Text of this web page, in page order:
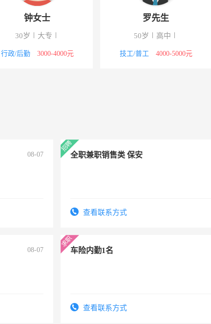
内蒙古民泽农牧科技有限公司
内蒙古第一地质矿产勘查开发有限责任公司 -呼和浩
钟女士
30岁 大专
行政/后勤 3000-4000元
罗先生
50岁 高中
技工/普工 4000-5000元
08-07 全职兼职销售类 保安
查看联系方式
08-07 车险内勤1名
查看联系方式